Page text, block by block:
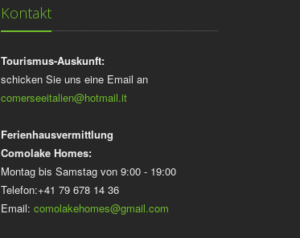
Kontakt
Tourismus-Auskunft:
schicken Sie uns eine Email an
comerseeitalien@hotmail.it
Ferienhausvermittlung
Comolake Homes:
Montag bis Samstag von 9:00 - 19:00
Telefon:+41 79 678 14 36
Email: comolakehomes@gmail.com